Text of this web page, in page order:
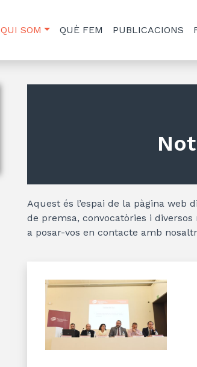
QUI SOM QUÈ FEM PUBLICACIONS
Aquest és l’espai de la pàgina
de premsa, convocatòries i
a posar-vos en contacte amb